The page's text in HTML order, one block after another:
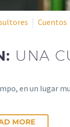
Cuentos
UNA
en un lugar
MORE